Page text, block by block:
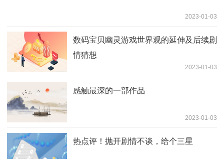
2023-01-03
数码宝贝幽灵游戏世界观的延伸及后续剧
情猜想
2023-01-03
感触最深的一部作品
2023-01-03
热点评！抛开剧情不谈，给个三星